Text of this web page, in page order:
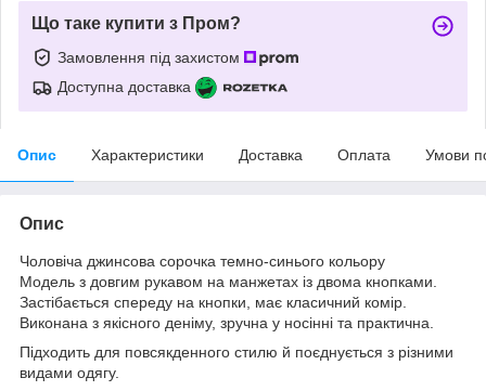
Що таке купити з Пром?
Замовлення під захистом
Доступна доставка
Опис Характеристики Доставка Оплата Умови
Опис
Чоловіча джинсова сорочка темно-синього кольору
Модель з довгим рукавом на манжетах із двома кнопками.
Застібається спереду на кнопки, має класичний комір.
Виконана з якісного деніму, зручна у носінні та практична.
Підходить для повсякденного стилю й поєднується з різними
видами одягу.